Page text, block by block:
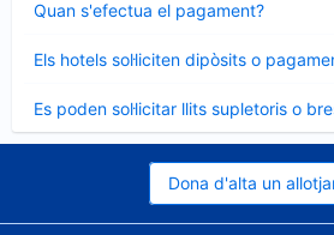
Quan s'efectua el pagament?
tancat
Els hotels sol·liciten dipòsits o
tancat
Es poden sol·licitar llits supletoris o
tancat
Dona d'alta un